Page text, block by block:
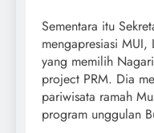
Sementara itu
mengapresiasi
yang memilih
project PRM. Dia
pariwisata ramah
program unggulan